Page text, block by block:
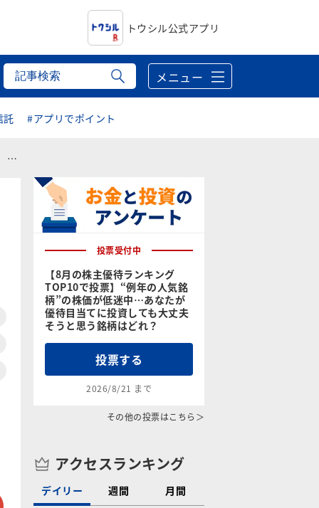
トウシル公式アプリ
メニュー
託 #アプリでポイント
メールで送る
投票受付中
【8月の株主優待ランキング
TOP10で投票】“例年の人気銘
柄”の株価が低迷中…あなたが
優待目当てに投資しても大丈夫
そうと思う銘柄はどれ？
投票する
2026/8/21 まで
その他の投票はこちら＞
アクセスランキング
デイリー 週間 月間